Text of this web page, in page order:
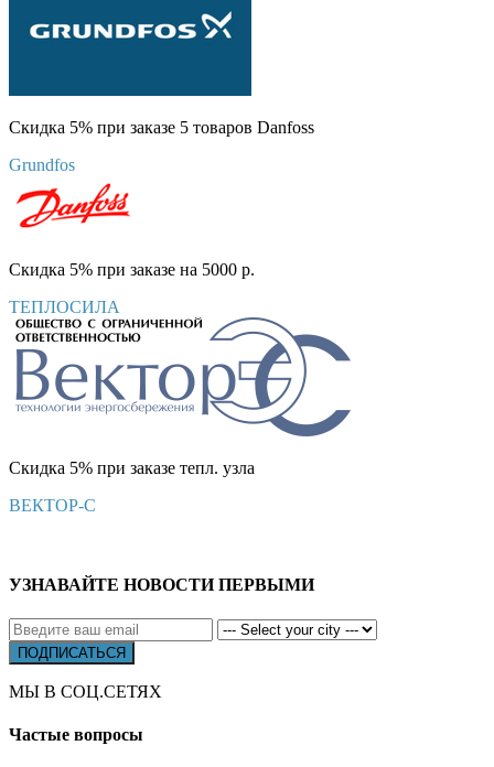
Скидка 5% при заказе 5 товаров Danfoss
Grundfos
Скидка 5% при заказе на 5000 р.
ТЕПЛОСИЛА
Скидка 5% при заказе тепл. узла
ВЕКТОР-С
УЗНАВАЙТЕ НОВОСТИ ПЕРВЫМИ
МЫ В СОЦ.СЕТЯХ
Частые вопросы